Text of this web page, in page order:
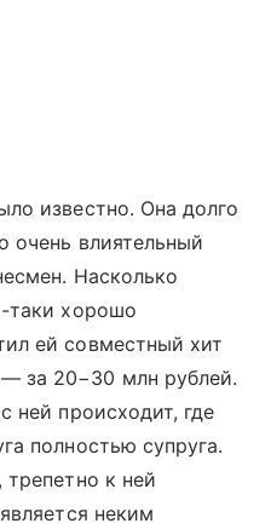
известно. Она долго
очень влиятельный
Насколько
таки хорошо
ей совместный хит
за 20−30 млн рублей.
ней происходит, где
полностью супруга.
к ней
неким